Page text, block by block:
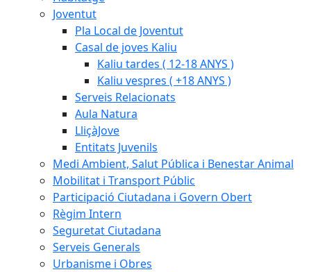
Joventut
Pla Local de Joventut
Casal de joves Kaliu
Kaliu tardes ( 12-18 ANYS )
Kaliu vespres ( +18 ANYS )
Serveis Relacionats
Aula Natura
LliçàJove
Entitats Juvenils
Medi Ambient, Salut Pública i Benestar Animal
Mobilitat i Transport Públic
Participació Ciutadana i Govern Obert
Règim Intern
Seguretat Ciutadana
Serveis Generals
Urbanisme i Obres